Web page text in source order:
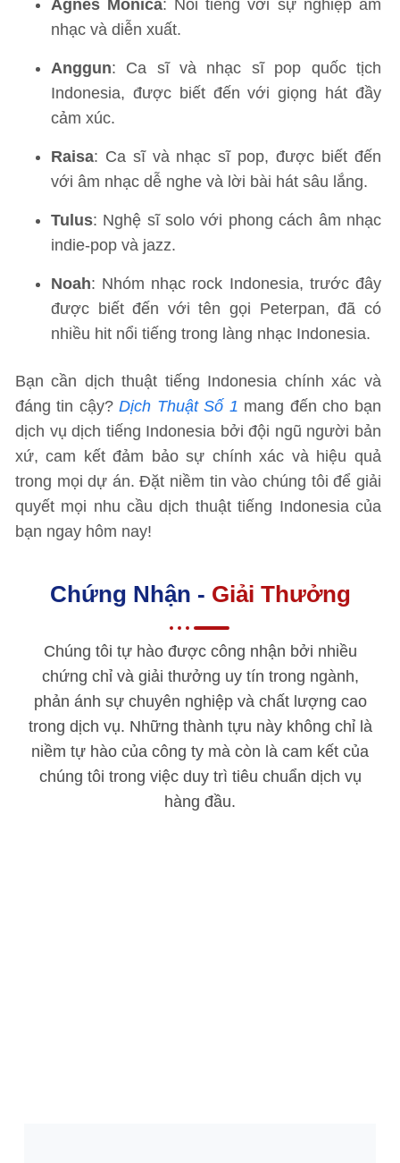
Agnes Monica: Nổi tiếng với sự nghiệp âm
nhạc và diễn xuất.
Anggun: Ca sĩ và nhạc sĩ pop quốc tịch
Indonesia, được biết đến với giọng hát đầy
cảm xúc.
Raisa: Ca sĩ và nhạc sĩ pop, được biết đến
với âm nhạc dễ nghe và lời bài hát sâu lắng.
Tulus: Nghệ sĩ solo với phong cách âm nhạc
indie-pop và jazz.
Noah: Nhóm nhạc rock Indonesia, trước đây
được biết đến với tên gọi Peterpan, đã có
nhiều hit nổi tiếng trong làng nhạc Indonesia.
Bạn cần dịch thuật tiếng Indonesia chính xác và
đáng tin cậy?Dịch Thuật Số 1 mang đến cho bạn
dịch vụ dịch tiếng Indonesia bởi đội ngũ người bản
xứ, cam kết đảm bảo sự chính xác và hiệu quả
trong mọi dự án. Đặt niềm tin vào chúng tôi để giải
quyết mọi nhu cầu dịch thuật tiếng Indonesia của
bạn ngay hôm nay!
Chứng Nhận - Giải Thưởng
Chúng tôi tự hào được công nhận bởi nhiều
chứng chỉ và giải thưởng uy tín trong ngành,
phản ánh sự chuyên nghiệp và chất lượng cao
trong dịch vụ. Những thành tựu này không chỉ là
niềm tự hào của công ty mà còn là cam kết của
chúng tôi trong việc duy trì tiêu chuẩn dịch vụ
hàng đầu.